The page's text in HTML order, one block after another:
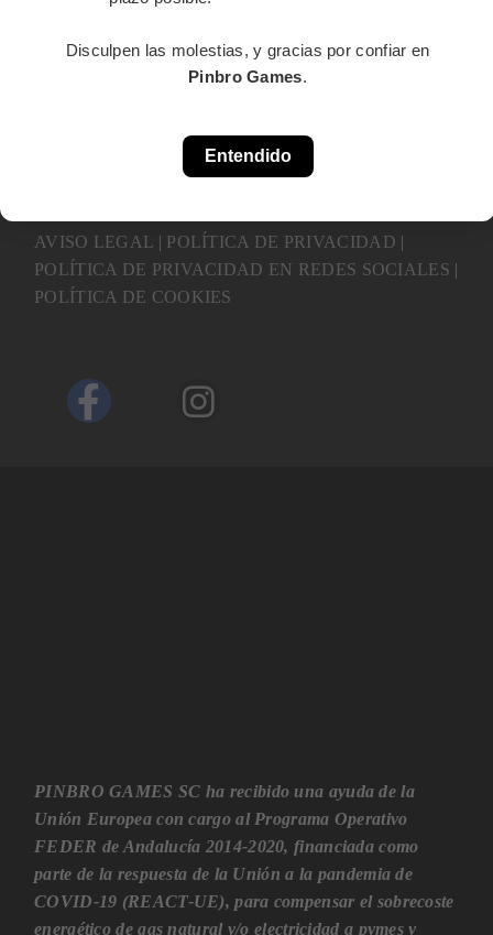
2026 Pinbro Games®. Todos los derechos reservados.
AVISO LEGAL | POLÍTICA DE PRIVACIDAD |
POLÍTICA DE PRIVACIDAD EN REDES SOCIALES |
POLÍTICA DE COOKIES
PINBRO GAMES SC ha recibido una ayuda de la
Unión Europea con cargo al Programa Operativo
FEDER de Andalucía 2014-2020, financiada como
parte de la respuesta de la Unión a la pandemia de
COVID-19 (REACT-UE), para compensar el sobrecoste
energético de gas natural y/o electricidad a pymes y
Disculpen las molestias, y gracias por confiar en
Pinbro Games.
Entendido